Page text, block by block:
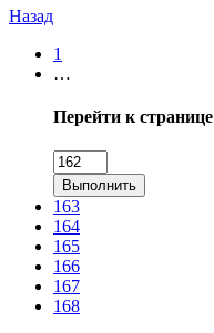
Назад
1
…
Перейти к странице
Выполнить
163
164
165
166
167
168